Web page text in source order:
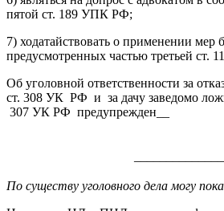
пятой ст. 189 УПК РФ;
7) ходатайствовать о применении мер
предусмотренных частью третьей ст.
Об уголовной ответственности за
ст. 308 УК РФ и за дачу заведомо
307 УК РФ предупрежден__
По существу уголовного дела могу